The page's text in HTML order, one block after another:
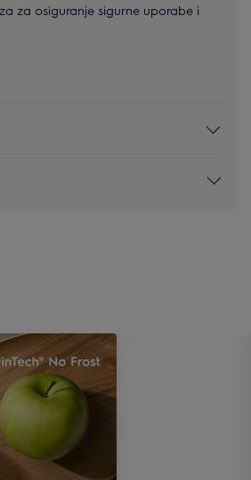
za osiguranje sigurne uporabe i